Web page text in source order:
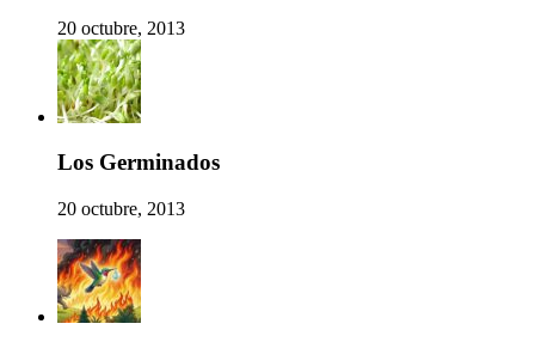
20 octubre, 2013
Los Germinados
20 octubre, 2013